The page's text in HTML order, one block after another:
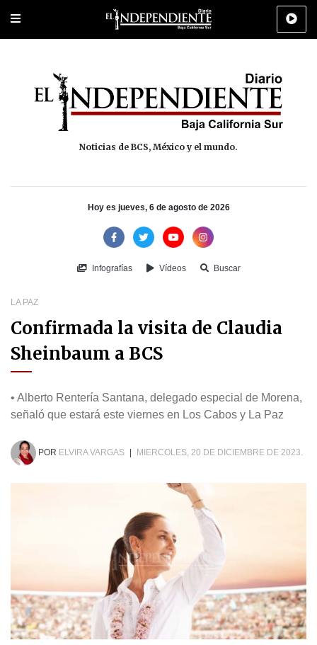
Portada Los Cabos Policiaca Deportes Cultura
Noticias de BCS, México y el mundo.
Hoy es jueves, 6 de agosto de 2026
Infografías Vídeos Buscar
LA PAZ
Confirmada la visita de Claudia
Sheinbaum a BCS
• Alberto Rentería Santana, delegado especial de Morena,
señaló que estará este viernes en Los Cabos y La Paz
POR ELVIRA VARGAS MIERCOLES, 20 DE DICIEMBRE DE 2023.